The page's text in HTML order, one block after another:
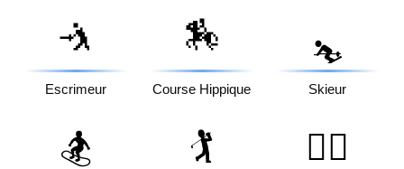
🤺
Escrimeur
🏇
Course Hippique
⛷️
Skieur
🏂 🏌️ 🏌️‍♂️